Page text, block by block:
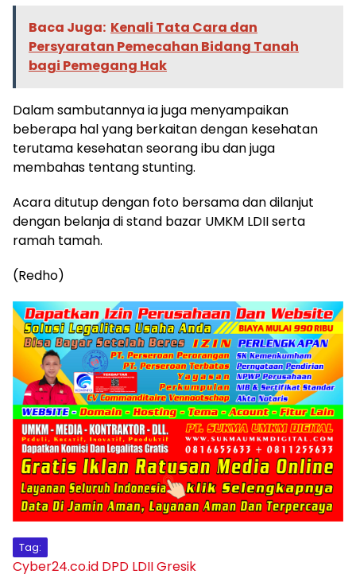
Baca Juga: Kenali Tata Cara dan
Persyaratan Pemecahan Bidang Tanah
bagi Pemegang Hak
Dalam sambutannya ia juga menyampaikan
beberapa hal yang berkaitan dengan kesehatan
terutama kesehatan seorang ibu dan juga
membahas tentang stunting.
Acara ditutup dengan foto bersama dan dilanjut
dengan belanja di stand bazar UMKM LDII serta
ramah tamah.
(Redho)
Tag:
Cyber24.co.id DPD LDII Gresik